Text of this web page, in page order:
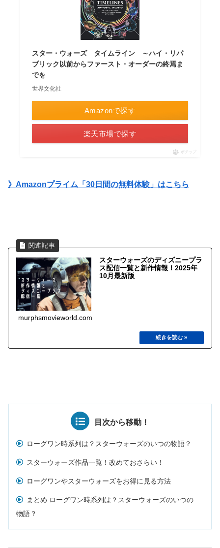
スター・ウォーズ タイムライン ～ハイ・リパ
ブリック以前からファースト・オーダーの終焉ま
でを
世界文化社
Amazonで探す
楽天市場で探す
ポチップ
》Amazonプライム「30日間の無料体験」はこちら
スターウォーズのディズニープラ
ス配信一覧と新作情報！2025年
10月最新版
murphsmovieworld.com
目次から移動！
ローグワン時系列は？スターウォーズのいつの物語？
スターウォーズ作品一覧！改めておさらい！
ローグワンやスターウォーズをお得に見る方法
まとめ ローグワン時系列は？スターウォーズのいつの
物語？